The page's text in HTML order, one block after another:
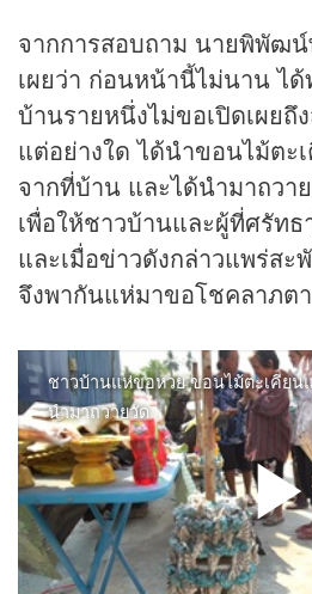
จากการสอบถาม นายพิพัฒน์
เผยว่า ก่อนหน้านี้ไม่นาน ไ
บ้านรายหนึ่งไม่ขอเปิดเผยถึ
แต่อย่างใด ได้นำขอนไม้ตะ
จากที่บ้าน และได้นำมาถวา
เพื่อให้ชาวบ้านและผู้ที่ศรัท
และเมื่อข่าวดังกล่าวแพร่ส
จึงพากันแห่มาขอโชคลาภต